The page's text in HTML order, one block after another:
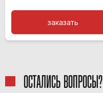
заказать
ОСТАЛИСЬ ВОПРОСЫ?